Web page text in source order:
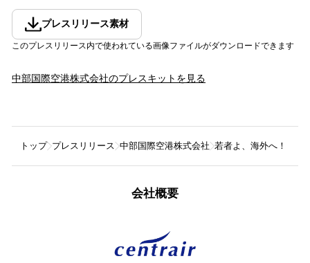
プレスリリース素材
このプレスリリース内で使われている画像ファイルがダウンロードできます
中部国際空港株式会社のプレスキットを見る
トップ プレスリリース 中部国際空港株式会社 若者よ、海外へ！「そ
会社概要